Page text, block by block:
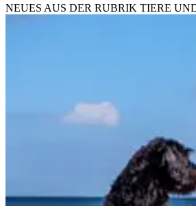
NEUES AUS DER RUBRIK TIERE